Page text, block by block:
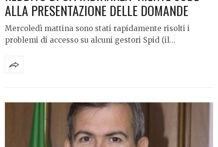
ALLA PRESENTAZIONE DELLE DOMANDE
Mercoledì mattina sono stati rapidamente risolti i
problemi di accesso su alcuni gestori Spid (il…